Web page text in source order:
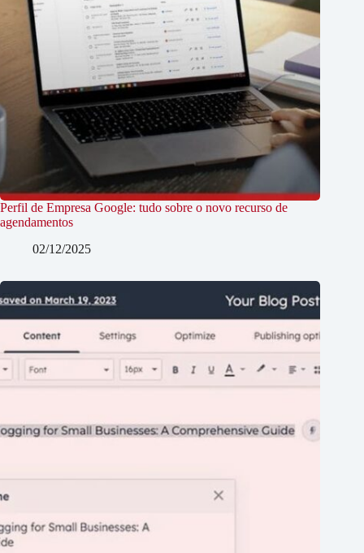
Perfil de Empresa Google: tudo sobre o novo recurso de
agendamentos
02/12/2025